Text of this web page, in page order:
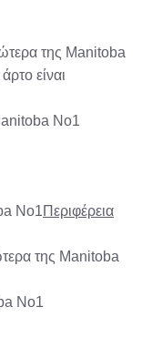
της Manitoba
είναι
No1
No1Περιφέρεια
της Manitoba
No1